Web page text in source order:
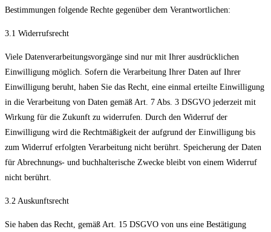
Bestimmungen folgende Rechte gegenüber dem Verantwortlichen:
3.1 Widerrufsrecht
Viele Datenverarbeitungsvorgänge sind nur mit Ihrer ausdrücklichen
Einwilligung möglich. Sofern die Verarbeitung Ihrer Daten auf Ihrer
Einwilligung beruht, haben Sie das Recht, eine einmal erteilte Einwilligung
in die Verarbeitung von Daten gemäß Art. 7 Abs. 3 DSGVO jederzeit mit
Wirkung für die Zukunft zu widerrufen. Durch den Widerruf der
Einwilligung wird die Rechtmäßigkeit der aufgrund der Einwilligung bis
zum Widerruf erfolgten Verarbeitung nicht berührt. Speicherung der Daten
für Abrechnungs- und buchhalterische Zwecke bleibt von einem Widerruf
nicht berührt.
3.2 Auskunftsrecht
Sie haben das Recht, gemäß Art. 15 DSGVO von uns eine Bestätigung